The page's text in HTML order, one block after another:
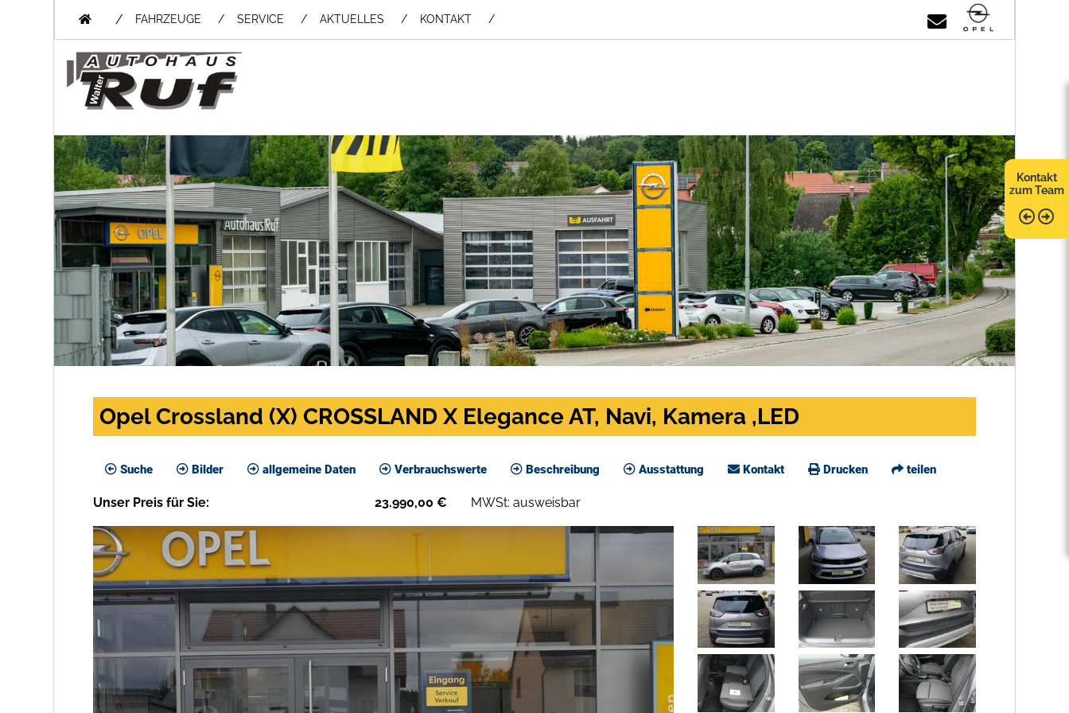
/ FAHRZEUGE SERVICE AKTUELLES KONTAKT
Kontakt
zum Team
Opel Crossland (X) CROSSLAND X Elegance AT, Navi, Kamera ,LED
Suche Bilder allgemeine Daten Verbrauchswerte Beschreibung Ausstattung Kontakt Drucken teilen
Unser Preis für Sie: 23.990,00 € MWSt: ausweisbar